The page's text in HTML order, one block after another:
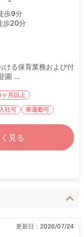
歩9分
歩20分
ける保育業務および付
園 ...
月以上
社可 車通勤可
見る
更新日： 2026/07/24